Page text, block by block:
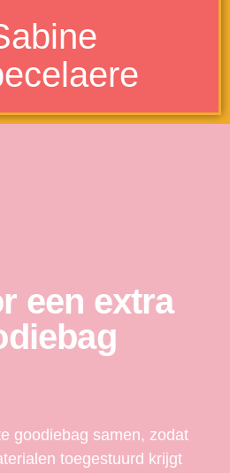
een extra
goodiebag samen, zodat
toegestuurd krijgt